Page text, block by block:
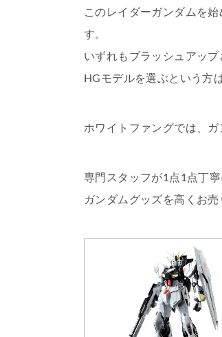
このレイダーガンダムを
す。
いずれもブラッシュアッ
HGモデルを選ぶという方
ホワイトファングでは、
専門スタッフが1点1点丁
ガンダムグッズを高くお